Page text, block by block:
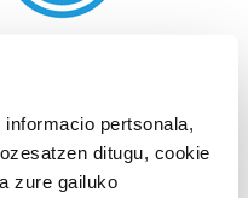
informacio pertsonala,
ditugu, cookie
zure gailuko